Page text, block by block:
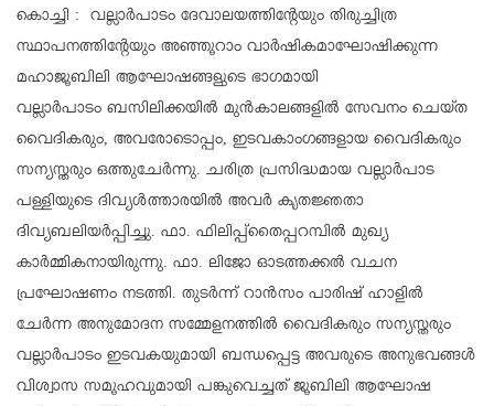
കൊച്ചി : വല്ലാർപാടം ദേവാലയത്തിന്റേയും തിരുച്ചിത്ര
സ്ഥാപനത്തിന്റേയും അഞ്ഞൂറാം വാർഷികമാഘോഷിക്കുന്ന
മഹാജൂബിലി ആഘോഷങ്ങളുടെ ഭാഗമായി
വല്ലാർപാടം ബസിലിക്കയിൽ മുൻകാലങ്ങളിൽ സേവനം ചെയ്ത
വൈദികരും, അവരോടൊപ്പം, ഇടവകാംഗങ്ങളായ വൈദികരും
സന്യസ്തരും ഒത്തുചേർന്നു. ചരിത്ര പ്രസിദ്ധമായ വല്ലാർപാട
പള്ളിയുടെ ദിവ്യൾത്താരയിൽ അവർ കൃതജ്ഞതാ
ദിവ്യബലിയർപ്പിച്ചു. ഫാ. ഫിലിപ്പ്തൈപ്പറമ്പിൽ മുഖ്യ
കാർമ്മികനായിരുന്നു. ഫാ. ലിജോ ഓടത്തക്കൽ വചന
പ്രഘോഷണം നടത്തി. തുടർന്ന് റാൻസം പാരിഷ് ഹാളിൽ
ചേർന്ന അനുമോദന സമ്മേളനത്തിൽ വൈദികരും സന്യസ്തരും
വല്ലാർപാടം ഇടവകയുമായി ബന്ധപ്പെട്ട അവരുടെ അനുഭവങ്ങൾ
വിശ്വാസ സമൂഹവുമായി പങ്കുവെച്ചത് ജൂബിലി ആഘോഷ